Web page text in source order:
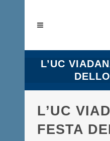
L’UC
L’UC
FESTA